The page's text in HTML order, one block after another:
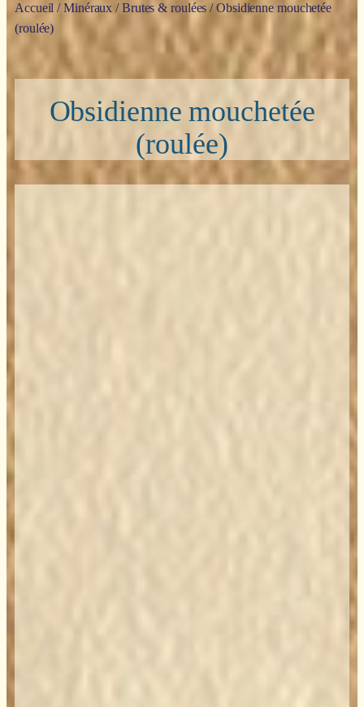
Accueil /Minéraux /Brutes & roulées / Obsidienne mouchetée
(roulée)
Obsidienne mouchetée
(roulée)